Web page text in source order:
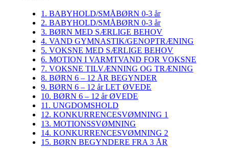
1. BABYHOLD/SMÅBØRN 0-3 år
2. BABYHOLD/SMÅBØRN 0-3 år
3. BØRN MED SÆRLIGE BEHOV
4. VAND GYMNASTIK/GENOPTRÆNING
5. VOKSNE MED SÆRLIGE BEHOV
6. MOTION I VARMTVAND FOR VOKSNE
7. VOKSNE TILVÆNNING OG TRÆNING
8. BØRN 6 – 12 ÅR BEGYNDER
9. BØRN 6 – 12 år LET ØVEDE
10. BØRN 6 – 12 år ØVEDE
11. UNGDOMSHOLD
12. KONKURRENCESVØMNING 1
13. MOTIONSSVØMNING
14. KONKURRENCESVØMNING 2
15. BØRN BEGYNDERE FRA 3 ÅR